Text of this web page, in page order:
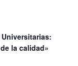
la calidad»